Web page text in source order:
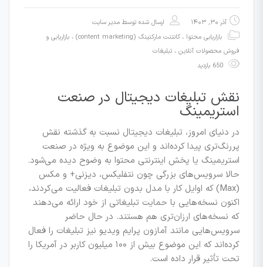
آذر ۳۰, ۱۴۰۳ ارسال شده توسط مدیر سایت
بازاریابی محتوا ، کانتنت مارکتینگ (content marketing)
، بازاریابی و
فروش محصولات آنلاین ، تبلیغات
نقش تبلیغات دیجیتال در صنعت
استریمینگ
در دنیای امروز، تبلیغات دیجیتال نسبت به گذشته نقش
پررنگ‌تری پیدا کرده‌اند و این موضوع به ویژه در صنعت
استریمینگ یا پخش اینترنتی محتوا به وضوح دیده می‌شود.
حالا سرویس‌های بزرگی چون نتفلیکس، دیزنی+ و مکس
(Max) که اوایل کار با مدل بدون تبلیغات فعالیت می‌کردند،
اکنون نسخه‌هایی با حمایت تبلیغاتی از خود ارائه می‌دهند
که نسخه‌های ارزان‌تری هم هستند. در حال حاضر
سرویس‌هایی مانند آمازون پرایم ویدیو نیز تبلیغات را فعال
کرده‌اند که این موضوع بیش از ۱۰۰ میلیون کاربر در آمریکا را
تحت تأثیر قرار داده است.